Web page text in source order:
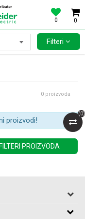
0
0
SCHNEIDER ELECTRIC
(0)
Filteri
0 proizvoda
proizvodi!
FILTERI PROIZVODA